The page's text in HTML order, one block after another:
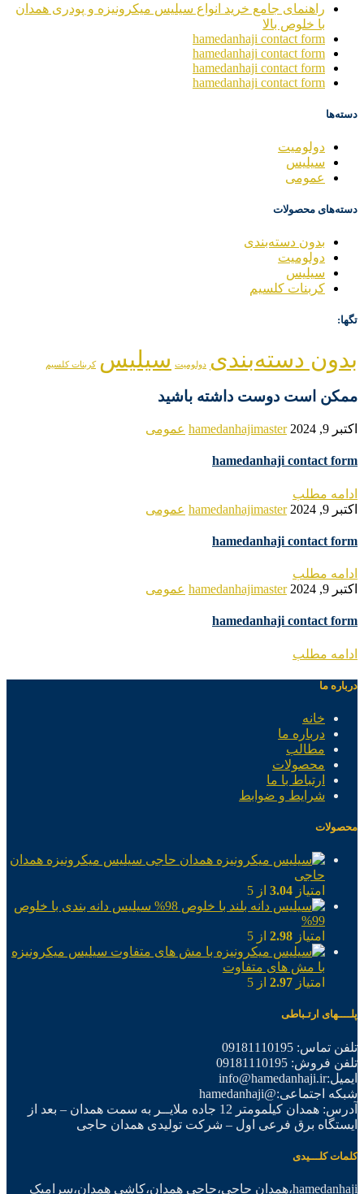
راهنمای جامع خرید انواع سیلیس میکرونیزه و پودری همدان
با خلوص بالا
hamedanhaji contact form
hamedanhaji contact form
hamedanhaji contact form
hamedanhaji contact form
دسته‌ها
دولومیت
سیلیس
عمومی
دسته‌های محصولات
بدون دسته‌بندی
دولومیت
سیلیس
کربنات کلسیم
تگها:
بدون دسته‌بندی دولومیت سیلیس کربنات کلسیم
ممکن است دوست داشته باشید
اکتبر 9, 2024 hamedanhajimaster عمومی
hamedanhaji contact form
ادامه مطلب
اکتبر 9, 2024
hamedanhajimaster عمومی
hamedanhaji contact form
ادامه مطلب
اکتبر 9, 2024
hamedanhajimaster عمومی
hamedanhaji contact form
ادامه مطلب
درباره ما
خانه
درباره ما
مطالب
محصولات
ارتباط با ما
شرایط و ضوابط
محصولات
سیلیس میکرونیزه همدان
حاجی
امتیاز 3.04 از 5
سیلیس دانه بندی با خلوص
99%
امتیاز 2.98 از 5
سیلیس میکرونیزه
با مش های متفاوت
امتیاز 2.97 از 5
پلــــهای ارتـباطی
تلفن تماس: 09181110195
تلفن فروش: 09181110195
ایمیل:info@hamedanhaji.ir
شبکه اجتماعی:@hamedanhaji
آدرس: همدان کیلمومتر 12 جاده ملایــر به سمت همدان – بعد از
ایستگاه برق فرعی اول – شرکت تولیدی همدان حاجی
کلمات کلـــیدی
hamedanhaji،همدان حاجی،حاجی همدان،کاشی همدان،سرامیک